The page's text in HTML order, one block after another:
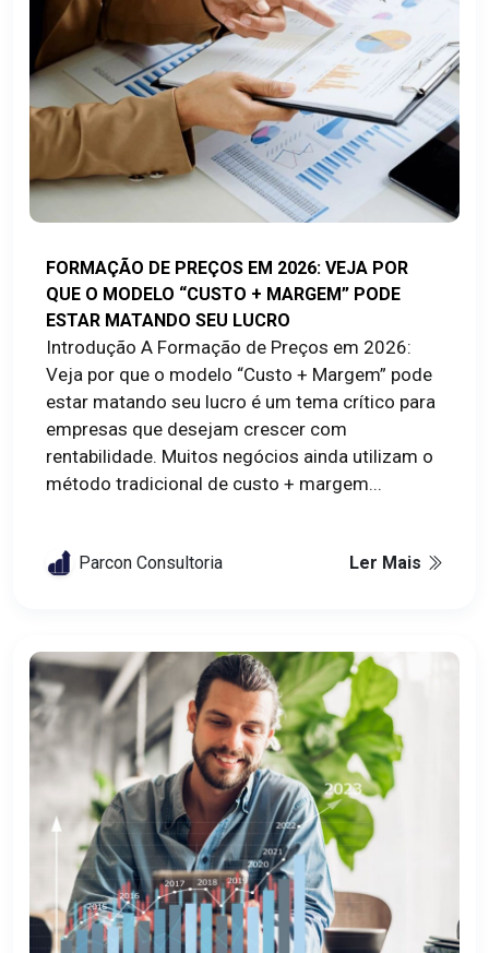
FORMAÇÃO DE PREÇOS EM 2026: VEJA POR
QUE O MODELO “CUSTO + MARGEM” PODE
ESTAR MATANDO SEU LUCRO
Introdução A Formação de Preços em 2026:
Veja por que o modelo “Custo + Margem” pode
estar matando seu lucro é um tema crítico para
empresas que desejam crescer com
rentabilidade. Muitos negócios ainda utilizam o
método tradicional de custo + margem...
Parcon Consultoria Ler Mais